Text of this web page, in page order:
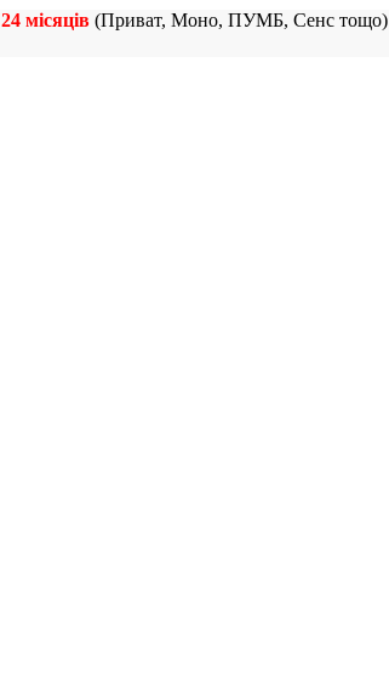
24 місяців(Приват, Моно, ПУМБ, Сенс тощо)